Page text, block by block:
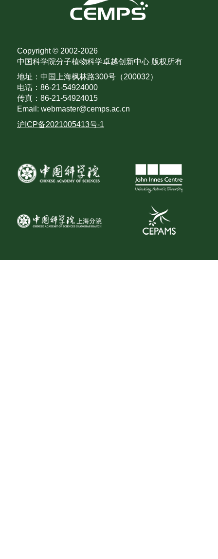
Copyright © 2002-2026
中国科学院分子植物科学卓越创新中心 版权所有
地址：中国上海枫林路300号（200032）
电话：86-21-54924000
传真：86-21-54924015
Email: webmaster@cemps.ac.cn
沪ICP备2021005413号-1